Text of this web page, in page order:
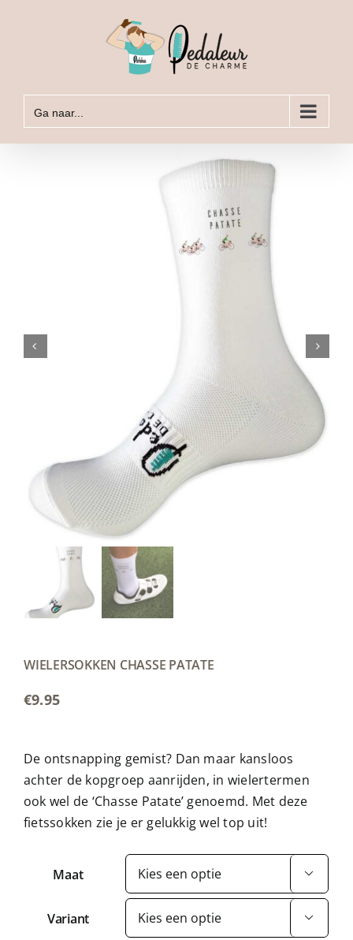
Ga naar...
WIELERSOKKEN CHASSE PATATE
€9.95
De ontsnapping gemist? Dan maar kansloos
achter de kopgroep aanrijden, in wielertermen
ook wel de ‘Chasse Patate’ genoemd. Met deze
fietssokken zie je er gelukkig wel top uit!
Maat 
Variant 